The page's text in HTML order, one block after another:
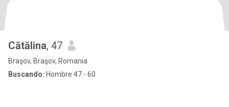
Cătălina, 47
Braşov, Braşov, Romania
Buscando: Hombre 47 - 60